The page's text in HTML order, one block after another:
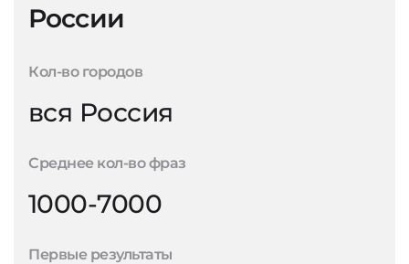
России
Кол-во городов
вся Россия
Среднее кол-во фраз
1000-7000
Первые результаты